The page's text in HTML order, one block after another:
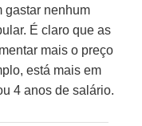
gastar nenhum
É claro que as
mais o preço
está mais em
4 anos de salário.